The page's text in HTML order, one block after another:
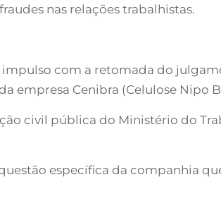
nas relações trabalhistas.
com a retomada do
empresa Cenibra (Celulose Nipo
civil pública do Ministério do
específica da companhia